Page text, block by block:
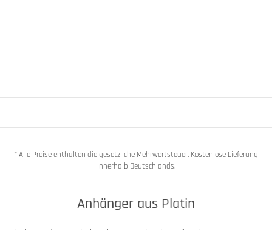
* Alle Preise enthalten die gesetzliche Mehrwertsteuer. Kostenlose Lieferung
innerhalb Deutschlands.
Anhänger aus Platin